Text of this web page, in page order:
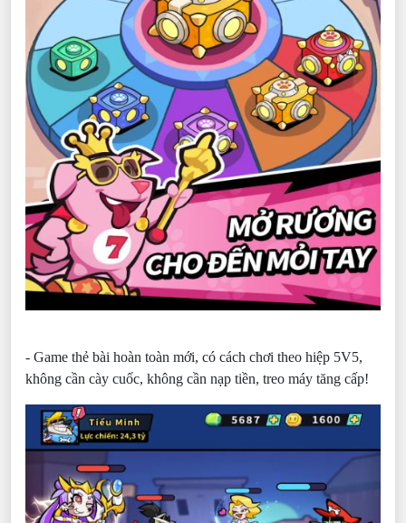
- Game thẻ bài hoàn toàn mới, có cách chơi theo hiệp 5V5,
không cần cày cuốc, không cần nạp tiền, treo máy tăng cấp!